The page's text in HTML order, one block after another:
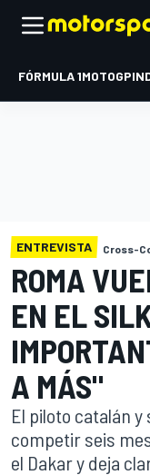
FÓRMULA 1MOTOGP
ENTREVISTA Cross-
ROMA
EN EL
A MÁS"
El piloto catalán y
competir seis
el Dakar y deja